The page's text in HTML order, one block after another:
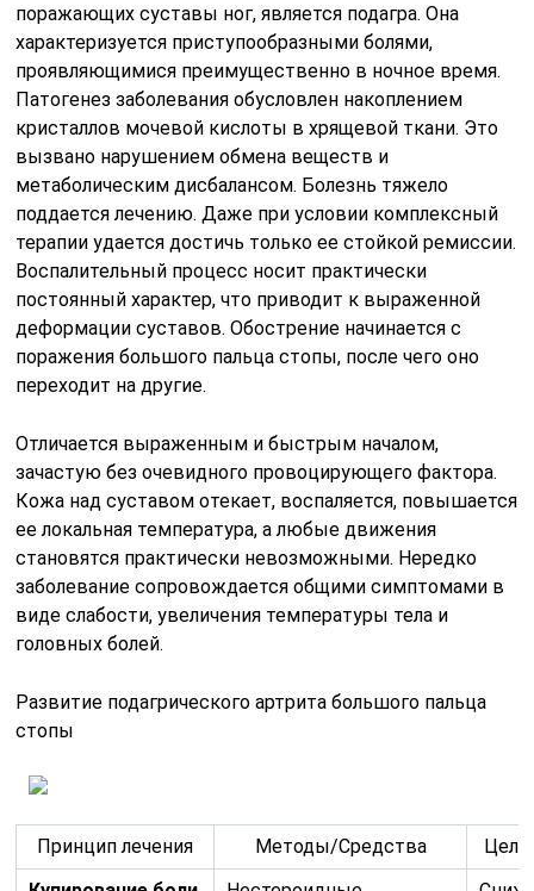
поражающих суставы ног, является подагра. Она
характеризуется приступообразными болями,
проявляющимися преимущественно в ночное время.
Патогенез заболевания обусловлен накоплением
кристаллов мочевой кислоты в хрящевой ткани. Это
вызвано нарушением обмена веществ и
метаболическим дисбалансом. Болезнь тяжело
поддается лечению. Даже при условии комплексный
терапии удается достичь только ее стойкой ремиссии.
Воспалительный процесс носит практически
постоянный характер, что приводит к выраженной
деформации суставов. Обострение начинается с
поражения большого пальца стопы, после чего оно
переходит на другие.
Отличается выраженным и быстрым началом,
зачастую без очевидного провоцирующего фактора.
Кожа над суставом отекает, воспаляется, повышается
ее локальная температура, а любые движения
становятся практически невозможными. Нередко
заболевание сопровождается общими симптомами в
виде слабости, увеличения температуры тела и
головных болей.
Развитие подагрического артрита большого пальца
стопы
Принцип лечения Методы/Средства